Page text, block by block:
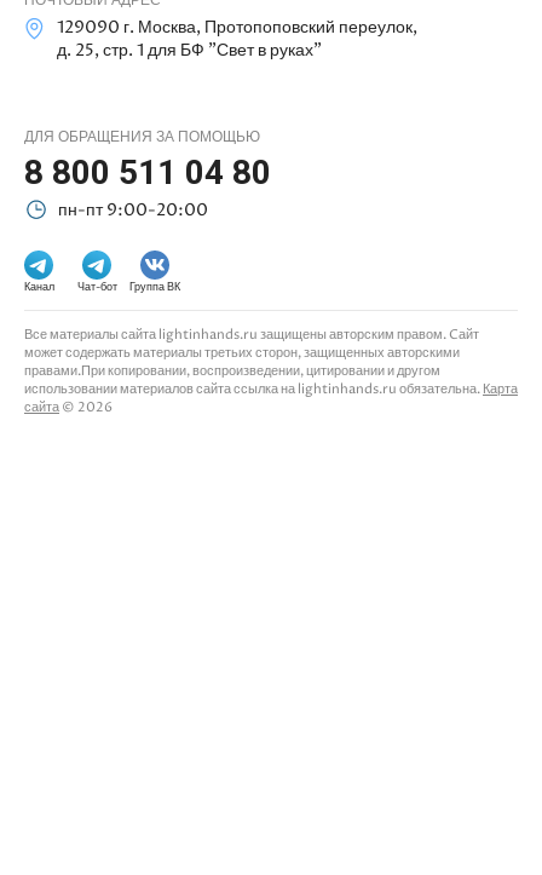
129090 г. Москва, Протопоповский переулок,
д. 25, стр. 1 для БФ "Свет в руках"
ДЛЯ ОБРАЩЕНИЯ ЗА ПОМОЩЬЮ
8 800 511 04 80
пн-пт 9:00-20:00
Канал Чат-бот Группа ВК
Все материалы сайта lightinhands.ru защищены авторским правом. Cайт
может содержать материалы третьих сторон, защищенных авторскими
правами.При копировании, воспроизведении, цитировании и другом
использовании материалов сайта ссылка на lightinhands.ru обязательна. Карта
сайта © 2026